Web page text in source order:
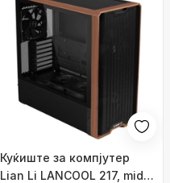
Куќиште за компјутер
Lian Li LANCOOL 217, mid